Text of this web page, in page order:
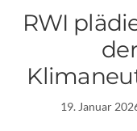
RWI
19. Januar